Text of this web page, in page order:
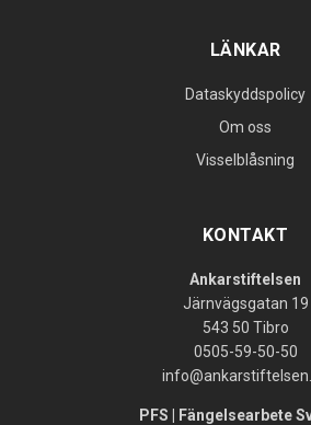
LÄNKAR
Dataskyddspolicy
Om oss
Visselblåsning
KONTAKT
Ankarstiftelsen
Järnvägsgatan 19
543 50 Tibro
0505-59-50-50
PFS | Fängelsearbete